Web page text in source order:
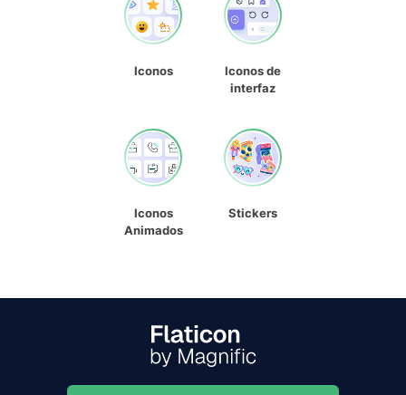
Iconos
Iconos de
interfaz
Iconos
Animados
Stickers